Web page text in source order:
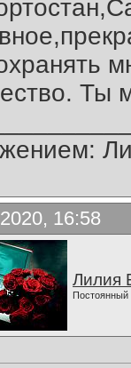
Ты
16:58
Лилия
Постоянный